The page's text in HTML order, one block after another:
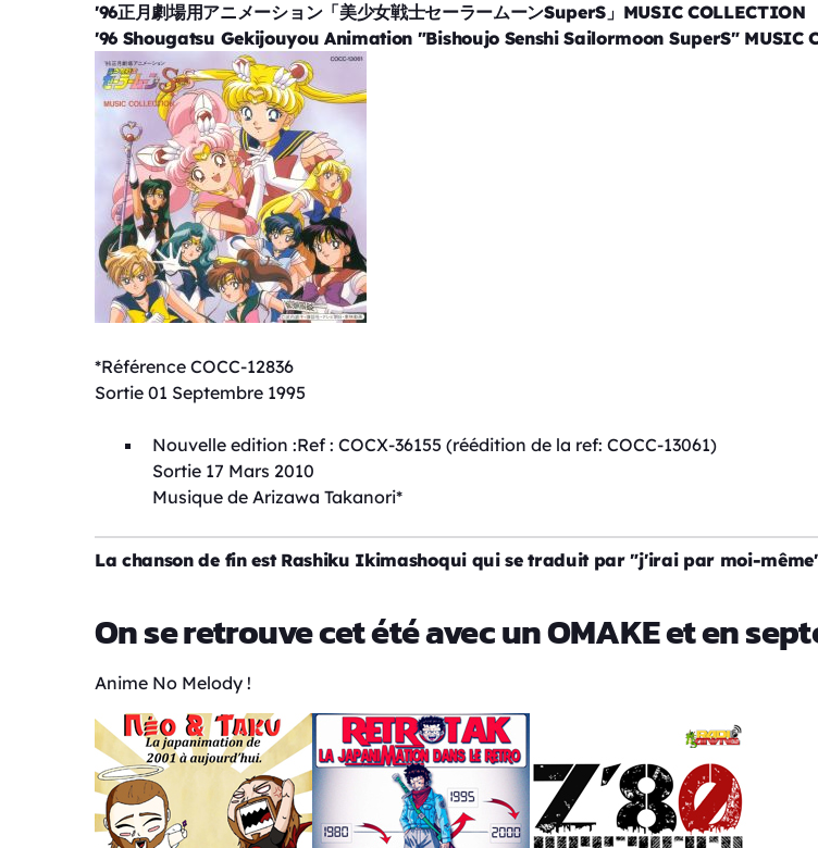
'96正月劇場用アニメーション「美少女戦士セーラームーンSuperS」MUSIC COLLECTION
'96 Shougatsu Gekijouyou Animation "Bishoujo Senshi Sailormoon SuperS" MUSIC
*Référence COCC-12836
Sortie 01 Septembre 1995
Nouvelle edition :Ref : COCX-36155 (réédition de la ref: COCC-13061)
Sortie 17 Mars 2010
Musique de Arizawa Takanori*
La chanson de fin est Rashiku Ikimashoqui qui se traduit par "j'irai par moi-
On se retrouve cet été avec un OMAKE et en
Anime No Melody !